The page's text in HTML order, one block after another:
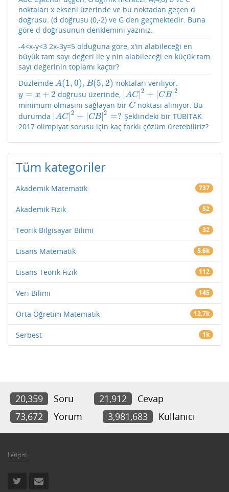
noktaları x ekseni üzerinde ve bu noktadan geçen d
doğrusu. (d doğrusu (0,-2) ve G den geçmektedir. Buna
göre d doğrusunun denklemini yazınız.
-4<x-y<3 2x-3y=5 olduğuna göre, x'in alabileceği en
büyük tam sayı değeri ile y nin alabileceği en küçük tam
sayı değerinin toplamı kaçtır?
Düzlemde A(1,0), B(5, 2)
A(1,0) ,B(5 ,2) noktaları veriliyor.
y = x + 2
y= x+ 2 doğrusu üzerinde, |AC |2 + CB| 2
|AC| 2 +|C B|2
minimum olmasını sağlayan bir C
C noktası alınıyor. Bu
durumda
AC| 2 + CB |2 =?
|AC| 2 +|C B|2= ?
Şeklindeki bir TÜBİTAK
2017 olimpiyat sorusu için kaç farklı çözüm üretebiliriz?
Tüm kategoriler
Akademik Matematik 737
Akademik Fizik 52
Teorik Bilgisayar Bilimi 32
Lisans Matematik 5.6k
Lisans Teorik Fizik 112
Veri Bilimi 145
Orta Öğretim Matematik 12.7k
Serbest 1k
20,359 Soru 21,912
Cevap
73,672
Yorum 3,981,683 Kullanıcı
İletişim